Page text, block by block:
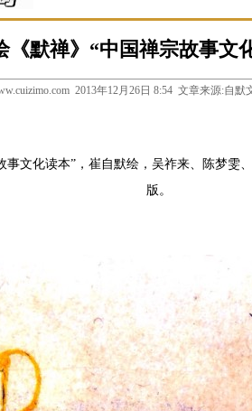
《默禅》“中国禅宗故事文
2013年12月26日 8:54 文章来源:自
事文化读本”，崔自默绘，吴祚来、陈梦雯
版。